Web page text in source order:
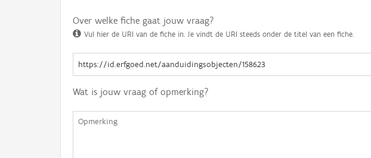
Over welke fiche gaat jouw vraag?
Vul hier de URI van de fiche in. Je vindt de URI steeds onder de titel van een fiche.
Wat is jouw vraag of opmerking?